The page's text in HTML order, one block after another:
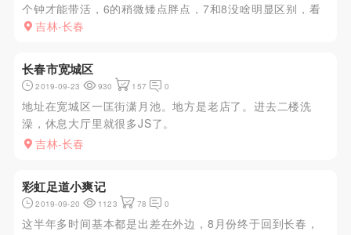
个钟才能带活，6的稍微矮点胖点，7和8没啥明显区别，看
你感觉了，简单冲个澡，上楼找经理，他就领你去啦，他家
得巨尴尬，我感觉现...
吉林-长春
长春市宽城区
2019-09-23 930 157 0
地址在宽城区一匡街潇月池。地方是老店了。进去二楼洗
澡，休息大厅里就很多JS了。
吉林-长春
彩虹足道小爽记
2019-09-20 1123 78 0
这半年多时间基本都是出差在外边，8月份终于回到长春，